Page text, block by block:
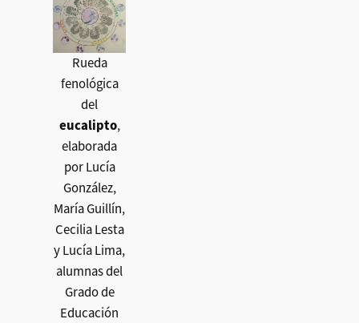
Rueda
fenológica
del
eucalipto,
elaborada
por Lucía
González,
María Guillín,
Cecilia Lesta
y Lucía Lima,
alumnas del
Grado de
Educación